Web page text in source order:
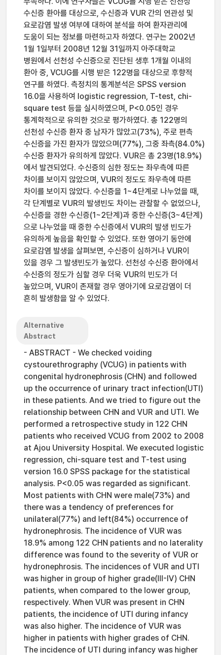
수신증 환아를 대상으로, 수신증과 VUR 간의 연관성 및
요로감염 발생 여부에 대하여 분석을 하여 환자관리에
도움이 되는 정보를 마련하고자 하였다. 연구는 2002년
1월 1일부터 2008년 12월 31일까지 아주대학교
병원에서 선천성 수신증으로 진단된 생후 1개월 이내의
환아 중, VCUG를 시행 받은 122명을 대상으로 후향적
연구를 하였다. 측정치의 통계분석은 SPSS version
16.0을 사용하여 logistic regression, T-test, chi-
square test 등을 실시하였으며, P<0.05인 경우
통계학적으로 유의한 것으로 평가하였다. 총 122명의
선천성 수신증 환자 중 남자가 많았고(73%), 주로 편측
수신증을 가진 환자가 많았으며(77%), 그중 좌측(84.0%)
수신증 환자가 유의하게 많았다. VUR은 총 23명(18.9%)
에서 발견되었다. 수신증의 심한 정도는 좌우측에 따른
차이를 보이지 않았으며, VUR의 정도도 좌우측에 따른
차이를 보이지 않았다. 수신증을 1~4단계로 나누었을 때,
각 단계별로 VUR의 발생빈도 차이는 관찰할 수 없었으나,
수신증을 경한 수신증(1~2단계)과 중한 수신증(3~4단계)
으로 나누었을 때 중한 수신증에서 VUR의 발생 빈도가
유의하게 높음을 확인할 수 있었다. 또한 영아기 동안에
요로감염 발생을 살펴보면, 수신증이 심하거나 VUR이
있을 경우 그 발생빈도가 높았다. 선천성 수신증 환아에서
수신증의 정도가 심할 경우 더욱 VUR의 빈도가 더
높았으며, VUR이 존재할 경우 영아기에 요로감염이 더
흔히 발생함을 알 수 있었다.
Alternative
Abstract
- ABSTRACT - We checked voiding
cystourethrography (VCUG) in patients with
congenital hydronephrosis (CHN) and followed
up the occurrence of urinary tract infection(UTI)
in these patients. And we tried to figure out the
relationship between CHN and VUR and UTI. We
performed a retrospective study in 122 CHN
patients who received VCUG from 2002 to 2008
at Ajou University Hospital. We executed logistic
regression, chi-square test and T-test using
version 16.0 SPSS package for the statistical
analysis. P<0.05 was regarded as significant.
Most patients with CHN were male(73%) and
there was a tendency of preferences for
unilateral(77%) and left(84%) occurrence of
hydronephrosis. The incidence of VUR was
18.9% among 122 CHN patients and no laterality
difference was found to the severity of VUR or
hydronephrosis. The incidences of VUR and UTI
was higher in group of higher grade(III-IV) CHN
patients, when compared to the lower group,
respectively. When VUR was present in CHN
patients, the incidence of UTI during infancy
was also higher. The incidence of VUR was
higher in patients with higher grades of CHN.
The incidence of UTI during infancy was higher